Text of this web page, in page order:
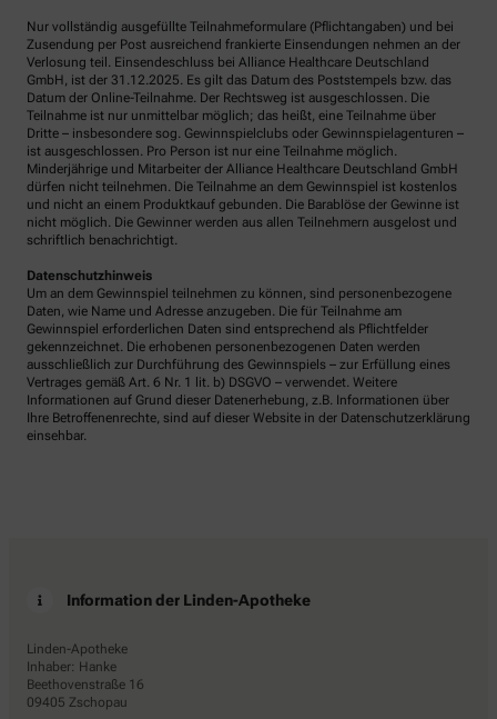
Nur vollständig ausgefüllte Teilnahmeformulare (Pflichtangaben) und bei
Zusendung per Post ausreichend frankierte Einsendungen nehmen an der
Verlosung teil. Einsendeschluss bei Alliance Healthcare Deutschland
GmbH, ist der 31.12.2025. Es gilt das Datum des Poststempels bzw. das
Datum der Online-Teilnahme. Der Rechtsweg ist ausgeschlossen. Die
Teilnahme ist nur unmittelbar möglich; das heißt, eine Teilnahme über
Dritte – insbesondere sog. Gewinnspielclubs oder Gewinnspielagenturen –
ist ausgeschlossen. Pro Person ist nur eine Teilnahme möglich.
Minderjährige und Mitarbeiter der Alliance Healthcare Deutschland GmbH
dürfen nicht teilnehmen. Die Teilnahme an dem Gewinnspiel ist kostenlos
und nicht an einem Produktkauf gebunden. Die Barablöse der Gewinne ist
nicht möglich. Die Gewinner werden aus allen Teilnehmern ausgelost und
schriftlich benachrichtigt.
Datenschutzhinweis
Um an dem Gewinnspiel teilnehmen zu können, sind personenbezogene
Daten, wie Name und Adresse anzugeben. Die für Teilnahme am
Gewinnspiel erforderlichen Daten sind entsprechend als Pflichtfelder
gekennzeichnet. Die erhobenen personenbezogenen Daten werden
ausschließlich zur Durchführung des Gewinnspiels – zur Erfüllung eines
Vertrages gemäß Art. 6 Nr. 1 lit. b) DSGVO – verwendet. Weitere
Informationen auf Grund dieser Datenerhebung, z.B. Informationen über
Ihre Betroffenenrechte, sind auf dieser Website in der Datenschutzerklärung
einsehbar.
Information der Linden-Apotheke
Linden-Apotheke
Inhaber: Hanke
Beethovenstraße 16
09405 Zschopau